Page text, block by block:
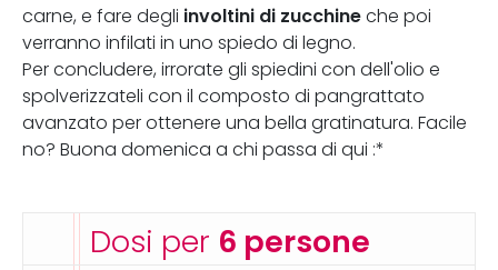
carne, e fare degli involtini di zucchine che poi
verranno infilati in uno spiedo di legno.
Per concludere, irrorate gli spiedini con dell'olio e
spolverizzateli con il composto di pangrattato
avanzato per ottenere una bella gratinatura. Facile
no? Buona domenica a chi passa di qui :*
Dosi per 6 persone